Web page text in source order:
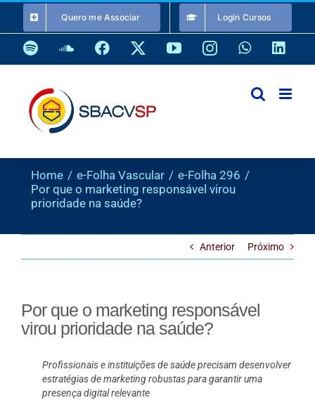
o
conteúdo
Quero me Associar Login Cursos
SpotifySoundCloud
Facebook YouTubeInstagramWhatsApp
Home e-Folha Vascular
e-Folha 296
Por que o marketing responsável virou
prioridade na saúde?
Anterior Próximo
Por que o marketing responsável
virou prioridade na saúde?
Profissionais e instituições de saúde precisam desenvolver
estratégias de marketing robustas para garantir uma
presença digital relevante